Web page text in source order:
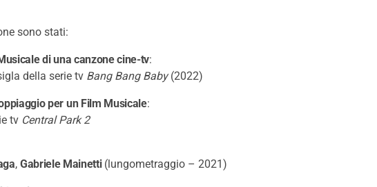
sono stati:
di una canzone cine-tv:
della serie tv Bang Bang Baby(2022)
per un Film Musicale:
tv Central Park 2
, Gabriele Mainetti (lungometraggio – 2021)